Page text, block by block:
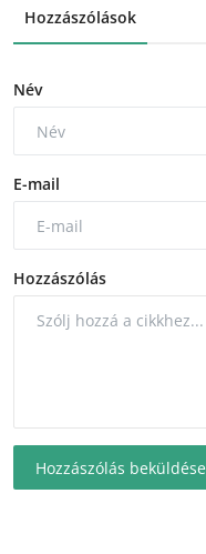
Hozzászólások
Név
E-mail
Hozzászólás
Hozzászólás beküldése